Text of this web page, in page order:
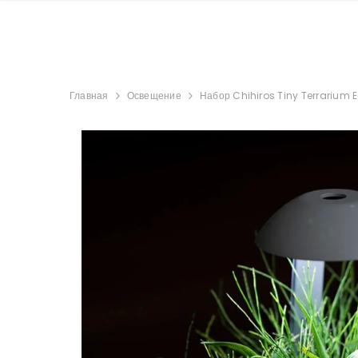
Главная Освещение Набор Chihiros Tiny Terrarium